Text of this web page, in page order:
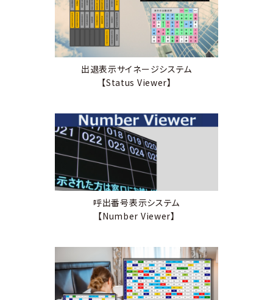
出退表示サイネージシステム
【Status Viewer】
呼出番号表示システム
【Number Viewer】